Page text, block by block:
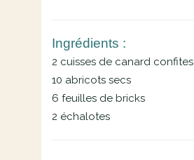
Ingrédients :
2 cuisses de canard confites
10 abricots secs
6 feuilles de bricks
2 échalotes